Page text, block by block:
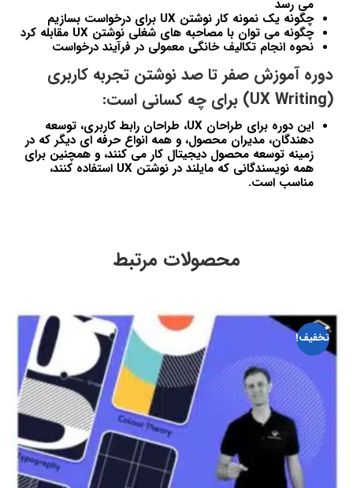
می رسد
چگونه یک نمونه کار نوشتن UX برای درخواست بسازیم
چگونه می توان با مصاحبه های شغلی نوشتن UX مقابله کرد
نحوه انجام تکالیف خانگی معمولی در فرآیند درخواست
دوره آموزش صفر تا صد نوشتن تجربه کاربری
(UX Writing) برای چه کسانی است:
این دوره برای طراحان UX، طراحان رابط کاربری، توسعه
دهندگان، مدیران محصول، و همه انواع حرفه ای دیگر که در
زمینه توسعه محصول دیجیتال کار می کنند، و همچنین برای
همه نویسندگانی که مایلند در نوشتن UX استفاده کنند،
مناسب است.
محصولات مرتبط
تخفیف!